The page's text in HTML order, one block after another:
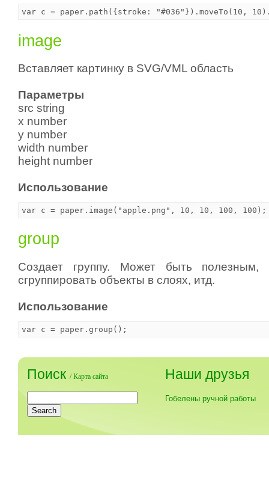
image
Вставляет картинку в SVG/VML область
Параметры
src string
x number
y number
width number
height number
Использование
group
Создает группу. Может быть
сгруппировать объекты в слоях, итд.
Использование
Поиск /Карта сайта Наши друзья
Гобелены ручной работы